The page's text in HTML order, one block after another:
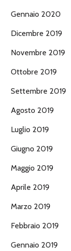
Gennaio 2020
Dicembre 2019
Novembre 2019
Ottobre 2019
Settembre 2019
Agosto 2019
Luglio 2019
Giugno 2019
Maggio 2019
Aprile 2019
Marzo 2019
Febbraio 2019
Gennaio 2019